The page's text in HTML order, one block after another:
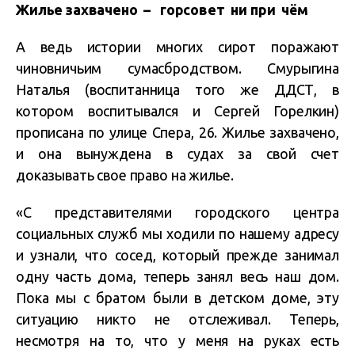
Жилье захвачено – горсовет ни при чём
А ведь истории многих сирот поражают
чиновничьим сумасбродством. Смурыгина
Наталья (воспитанница того же ДДСТ, в
котором воспитывался и Сергей Горелкин)
прописана по улице Спера, 26. Жилье захвачено,
и она вынуждена в судах за свой счет
доказывать свое право на жилье.
«С представителями городского центра
социальных служб мы ходили по нашему адресу
и узнали, что сосед, который прежде занимал
одну часть дома, теперь занял весь наш дом.
Пока мы с братом были в детском доме, эту
ситуацию никто не отслеживал. Теперь,
несмотря на то, что у меня на руках есть